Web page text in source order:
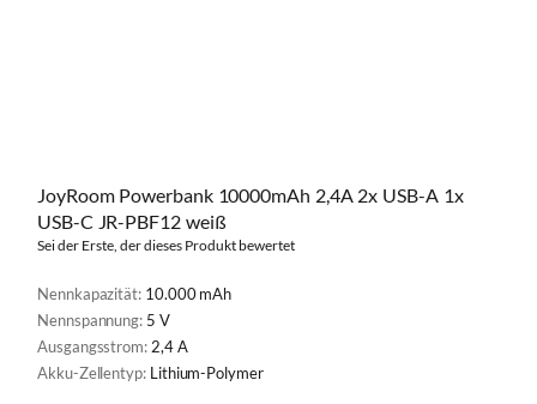
JoyRoom Powerbank 10000mAh 2,4A 2x USB-A 1x
USB-C JR-PBF12 weiß
Sei der Erste, der dieses Produkt bewertet
Nennkapazität: 10.000 mAh
Nennspannung: 5 V
Ausgangsstrom: 2,4 A
Akku-Zellentyp: Lithium-Polymer